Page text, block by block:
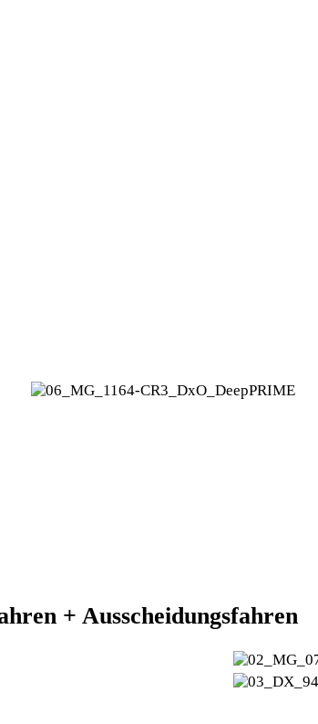
+ Ausscheidungsfahren